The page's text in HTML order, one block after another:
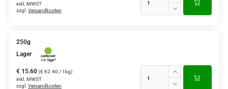
Aromatisierter Grüntee
Früchtetee
inkl. MWST
zzgl. Versandkosten
250g
Lager
€ 15.60 (€ 62.40 / 1kg)
inkl. MWST
zzgl. Versandkosten